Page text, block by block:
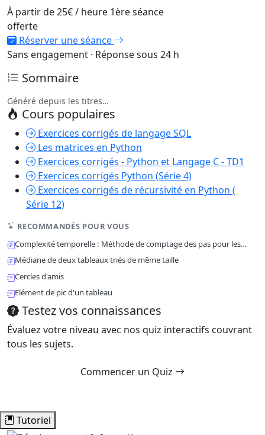
À partir de25€/ heure 1ère séance
offerte
Réserver une séance
Sans engagement · Réponse sous 24 h
Sommaire
Généré depuis les titres…
Cours populaires
Exercices corrigés de langage SQL
Les matrices en Python
Exercices corrigés - Python et Langage C - TD1
Exercices corrigés Python (Série 4)
Exercices corrigés de récursivité en Python (
Série 12)
RECOMMANDÉS POUR VOUS
Complexité temporelle : Méthode de comptage des pas pour les…
Médiane de deux tableaux triés de même taille
Cercles d'amis
Elément de pic d'un tableau
Testez vos connaissances
Évaluez votre niveau avec nos quiz interactifs couvrant
tous les sujets.
Commencer un Quiz
Tutoriel